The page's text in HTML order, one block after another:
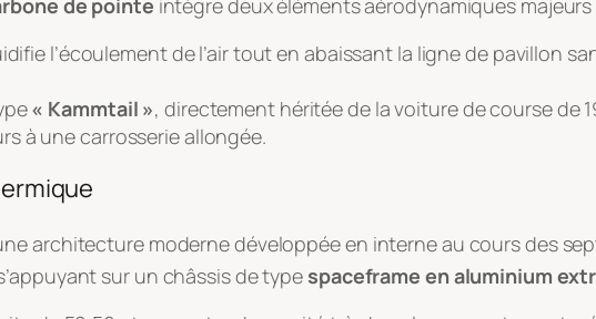
de pointe intègre deux éléments aérodynamiques majeurs
l’écoulement de l’air tout en abaissant la ligne de pavillon
« Kammtail », directement héritée de la voiture de course de
à une carrosserie allongée.
architecture moderne développée en interne au cours des
sur un châssis de type spaceframe en aluminium